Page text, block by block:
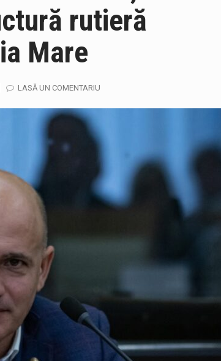
ora 10.00 – 09 august, ora 10.00 /Fenomene
Unic de Apeluri de Urgență 112 a fost
Onița Ivascu, a venit cu un răspuns pentru
e-Terra, realizată de STS, DNSC și Cyberint, a
termic va fi accentuat, iar indicele
un nou spatiu de joacă pentru copiii din
rutieră
Mare
LASĂ UN COMENTARIU